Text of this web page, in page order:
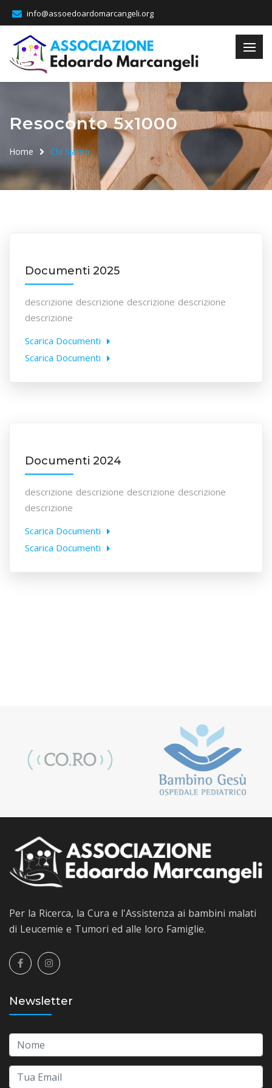
info@assoedoardomarcangeli.org
Resoconto 5x1000
Home Chi Siamo
Documenti 2025
descrizione descrizione descrizione descrizione
descrizione
Scarica Documenti
Scarica Documenti
Documenti 2024
descrizione descrizione descrizione descrizione
descrizione
Scarica Documenti
Scarica Documenti
Per la Ricerca, la Cura e l'Assistenza ai bambini malati
di Leucemie e Tumori ed alle loro Famiglie.
Newsletter